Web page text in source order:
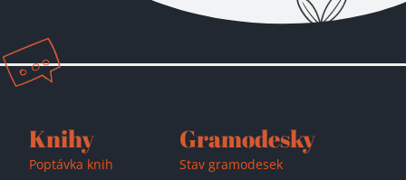
Knihy
Poptávka knih
Gramodesky
Stav gramodesek